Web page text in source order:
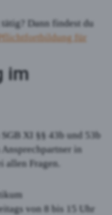
Dann findest du
für
im
SGB XI §§ 43b und 53b
in
allen Fragen.
von 8 bis 15 Uhr